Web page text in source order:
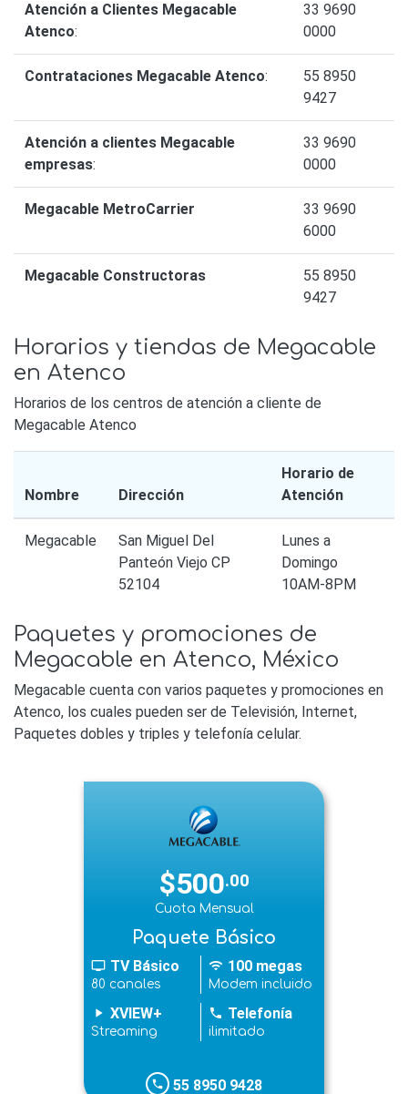
Atención a Clientes Megacable
Atenco:
33 9690
0000
Contrataciones Megacable Atenco:
55 8950
9427
Atención a clientes Megacable
empresas:
33 9690
0000
Megacable MetroCarrier
33 9690
6000
Megacable Constructoras
55 8950
9427
Horarios y tiendas de Megacable
en Atenco
Horarios de los centros de atención a cliente de
Megacable Atenco
Nombre Dirección
Horario de
Atención
Megacable
San Miguel Del
Panteón Viejo CP
52104
Lunes a
Domingo
10AM-8PM
Paquetes y promociones de
Megacable en Atenco, México
Megacable cuenta con varios paquetes y promociones en
Atenco, los cuales pueden ser de Televisión, Internet,
Paquetes dobles y triples y telefonía celular.
$500.00
Cuota Mensual
Paquete Básico
tv TV Básico
80 canales
wifi 100 megas
Modem incluido
play_arrow XVIEW+
Streaming
phone Telefonía
ilimitado
phone 55 8950 9428